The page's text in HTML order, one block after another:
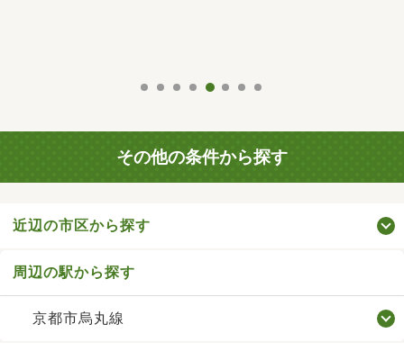
周辺の駅から探す
京都市烏丸線
周辺の駅の路線から探す